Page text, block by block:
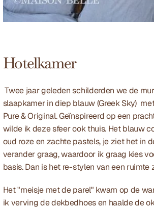
Hotelkamer
Twee jaar geleden schilderden we de muren van de
Pure & Original. Geïnspireerd op een
wilde ik deze sfeer ook thuis. Het blauw
oud roze en zachte pastels, je ziet het in
verander graag, waardoor ik graag kies
basis. Dan is het re-stylen van een ruimte
Het "meisje met de parel" kwam op de
ik verving de dekbedhoes en haalde de